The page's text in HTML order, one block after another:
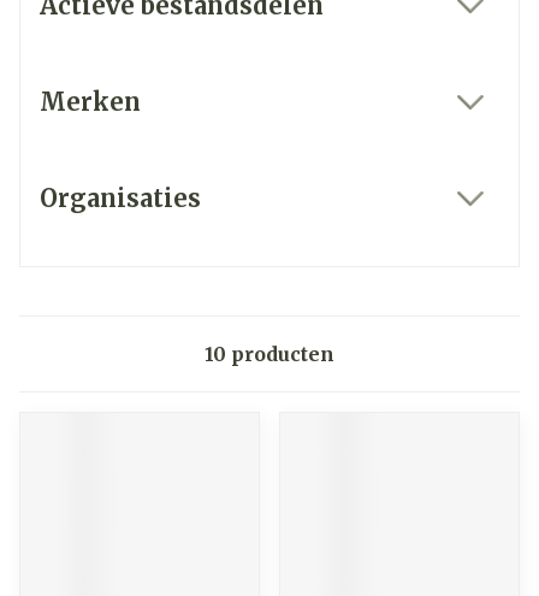
Merken
Organisaties
10 producten